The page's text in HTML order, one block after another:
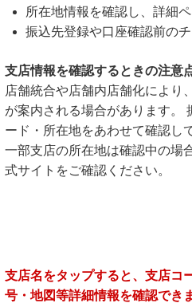
所在地情報を確認し、詳細
振込先登録や口座確認前の
支店情報を確認するときの注意
店舗統合や店舗内店舗化により
が案内される場合があります。
ード・所在地をあわせて確認し
一部支店の所在地は確認中の場
式サイトをご確認ください。
支店名をタップすると、支店コ
号・地図等詳細情報を確認でき